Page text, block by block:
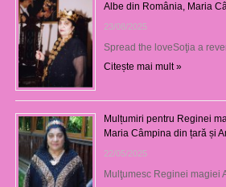
Albe din România, Maria
23/08/2025
Spread the loveSoţia a
Citește mai mult »
Mulțumiri pentru Reginei
Maria Câmpina din țară și
22/05/2025
Mulţumesc Reginei magiei